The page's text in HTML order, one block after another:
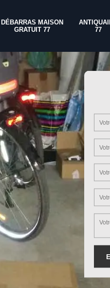
DÉBARRAS MAISON
GRATUIT 77
77